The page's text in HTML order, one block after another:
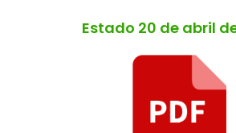
Estado 20 de abril